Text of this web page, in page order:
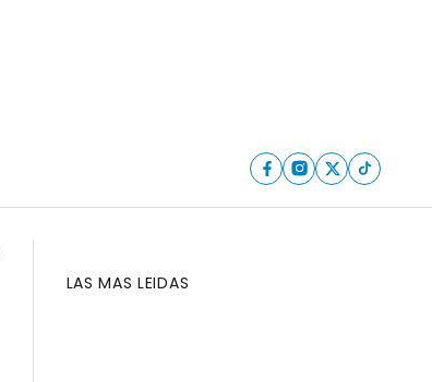
LAS MAS LEIDAS